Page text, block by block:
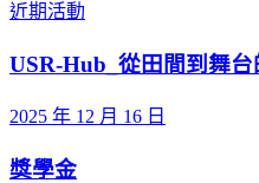
近期活動
USR-Hub_從田間到舞
2025 年 12 月 16 日
獎學金